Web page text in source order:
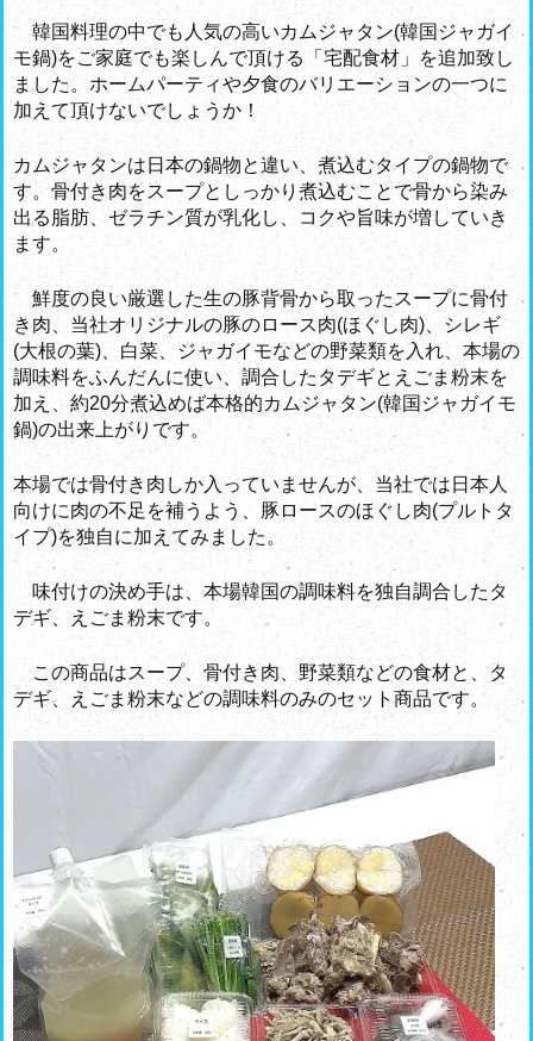
韓国料理の中でも人気の高いカムジャタン(韓国ジャガイ
モ鍋)をご家庭でも楽しんで頂ける「宅配食材」を追加致し
ました。ホームパーティや夕食のバリエーションの一つに
加えて頂けないでしょうか！
カムジャタンは日本の鍋物と違い、煮込むタイプの鍋物で
す。骨付き肉をスープとしっかり煮込むことで骨から染み
出る脂肪、ゼラチン質が乳化し、コクや旨味が増していき
ます。
鮮度の良い厳選した生の豚背骨から取ったスープに骨付
き肉、当社オリジナルの豚のロース肉(ほぐし肉)、シレギ
(大根の葉)、白菜、ジャガイモなどの野菜類を入れ、本場の
調味料をふんだんに使い、調合したタデギとえごま粉末を
加え、約20分煮込めば本格的カムジャタン(韓国ジャガイモ
鍋)の出来上がりです。
本場では骨付き肉しか入っていませんが、当社では日本人
向けに肉の不足を補うよう、豚ロースのほぐし肉(プルトタ
イプ)を独自に加えてみました。
味付けの決め手は、本場韓国の調味料を独自調合したタ
デギ、えごま粉末です。
この商品はスープ、骨付き肉、野菜類などの食材と、タ
デギ、えごま粉末などの調味料のみのセット商品です。